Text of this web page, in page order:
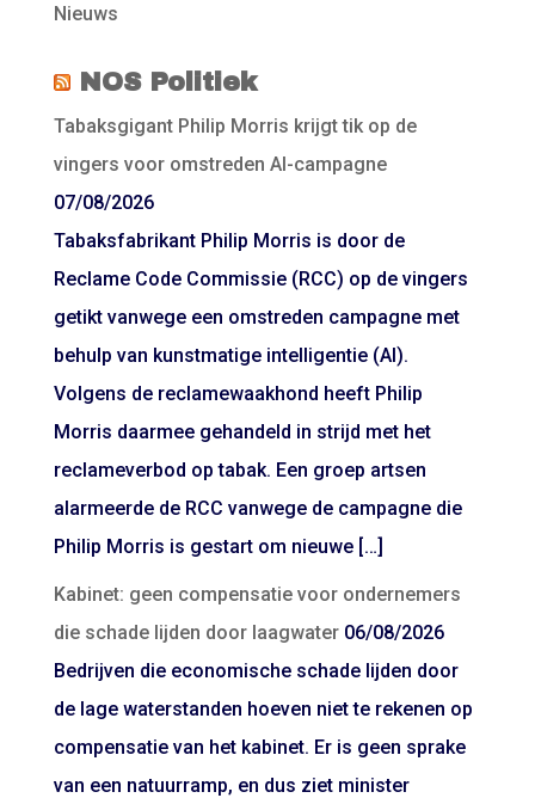
Nieuws
NOS Politiek
Tabaksgigant Philip Morris krijgt tik op de
vingers voor omstreden AI-campagne
07/08/2026
Tabaksfabrikant Philip Morris is door de
Reclame Code Commissie (RCC) op de vingers
getikt vanwege een omstreden campagne met
behulp van kunstmatige intelligentie (AI).
Volgens de reclamewaakhond heeft Philip
Morris daarmee gehandeld in strijd met het
reclameverbod op tabak. Een groep artsen
alarmeerde de RCC vanwege de campagne die
Philip Morris is gestart om nieuwe […]
Kabinet: geen compensatie voor ondernemers
die schade lijden door laagwater 06/08/2026
Bedrijven die economische schade lijden door
de lage waterstanden hoeven niet te rekenen op
compensatie van het kabinet. Er is geen sprake
van een natuurramp, en dus ziet minister